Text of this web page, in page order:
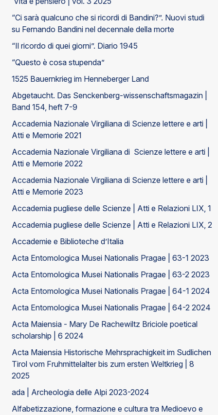
“Ci sarà qualcuno che si ricordi di Bandini?”. Nuovi studi
su Fernando Bandini nel decennale della morte
“Il ricordo di quei giorni”. Diario 1945
“Questo è cosa stupenda”
1525 Bauernkrieg im Henneberger Land
Abgetaucht. Das Senckenberg-wissenschaftsmagazin |
Band 154, heft 7-9
Accademia Nazionale Virgiliana di Scienze lettere e arti |
Atti e Memorie 2021
Accademia Nazionale Virgiliana di Scienze lettere e arti |
Atti e Memorie 2022
Accademia Nazionale Virgiliana di Scienze lettere e arti |
Atti e Memorie 2023
Accademia pugliese delle Scienze | Atti e Relazioni LIX, 1
Accademia pugliese delle Scienze | Atti e Relazioni LIX, 2
Accademie e Biblioteche d’Italia
Acta Entomologica Musei Nationalis Pragae | 63-1 2023
Acta Entomologica Musei Nationalis Pragae | 63-2 2023
Acta Entomologica Musei Nationalis Pragae | 64-1 2024
Acta Entomologica Musei Nationalis Pragae | 64-2 2024
Acta Maiensia - Mary De Rachewiltz Briciole poetical
scholarship | 6 2024
Acta Maiensia Historische Mehrsprachigkeit im Sudlichen
Tirol vom Fruhmittelalter bis zum ersten Weltkrieg | 8
2025
ada | Archeologia delle Alpi 2023-2024
Alfabetizzazione, formazione e cultura tra Medioevo e